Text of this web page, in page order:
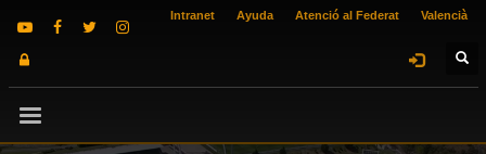
Intranet Ayuda Atenció al Federat Valencià